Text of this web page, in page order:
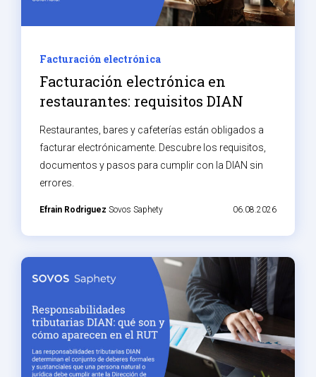
Facturación electrónica
Facturación electrónica en
restaurantes: requisitos DIAN
Restaurantes, bares y cafeterías están obligados a
facturar electrónicamente. Descubre los requisitos,
documentos y pasos para cumplir con la DIAN sin
errores.
Efrain Rodriguez Sovos Saphety 06.08.2026